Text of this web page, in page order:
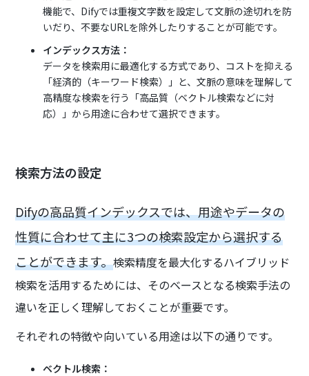
機能で、Difyでは重複文字数を設定して文脈の途切れを防
いだり、不要なURLを除外したりすることが可能です。
インデックス方法：
データを検索用に最適化する方式であり、コストを抑える
「経済的（キーワード検索）」と、文脈の意味を理解して
高精度な検索を行う「高品質（ベクトル検索などに対
応）」から用途に合わせて選択できます。
検索方法の設定
Difyの高品質インデックスでは、用途やデータの
性質に合わせて主に3つの検索設定から選択する
ことができます。検索精度を最大化するハイブリッド
検索を活用するためには、そのベースとなる検索手法の
違いを正しく理解しておくことが重要です。
それぞれの特徴や向いている用途は以下の通りです。
ベクトル検索：